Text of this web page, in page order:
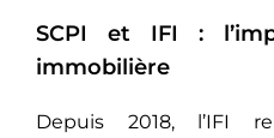
SCPI et IFI :
immobilière
Depuis 2018, l’IFI